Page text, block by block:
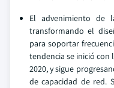
El advenimiento de
transformando el
para soportar
tendencia se inició con
2020, y sigue
de capacidad de red.